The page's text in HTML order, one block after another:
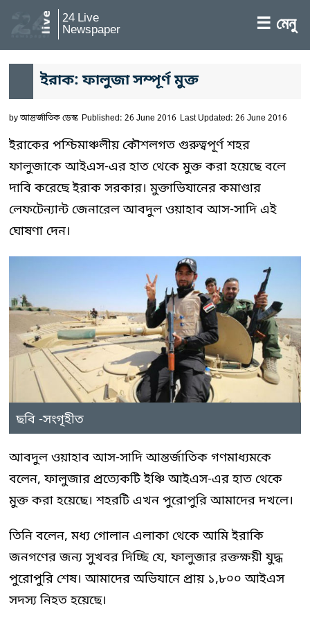
24 Live
Newspaper ☰ মেনু
ইরাক: ফালুজা সম্পূর্ণ মুক্ত
byআন্তর্জাতিক ডেস্ক Published: 26 June 2016 Last Updated: 26 June 2016
ইরাকের পশ্চিমাঞ্চলীয় কৌশলগত গুরুত্বপূর্ণ শহর
ফালুজাকে আইএস-এর হাত থেকে মুক্ত করা হয়েছে বলে
দাবি করেছে ইরাক সরকার। মুক্তাভিযানের কমাণ্ডার
লেফটেন্যান্ট জেনারেল আবদুল ওয়াহাব আস-সাদি এই
ঘোষণা দেন।
ছবি -সংগৃহীত
আবদুল ওয়াহাব আস-সাদি আন্তর্জাতিক গণমাধ্যমকে
বলেন, ফালুজার প্রত্যেকটি ইঞ্চি আইএস-এর হাত থেকে
মুক্ত করা হয়েছে। শহরটি এখন পুরোপুরি আমাদের দখলে।
তিনি বলেন, মধ্য গোলান এলাকা থেকে আমি ইরাকি
জনগণের জন্য সুখবর দিচ্ছি যে, ফালুজার রক্তক্ষয়ী যুদ্ধ
পুরোপুরি শেষ। আমাদের অভিযানে প্রায় ১,৮০০ আইএস
সদস্য নিহত হয়েছে।